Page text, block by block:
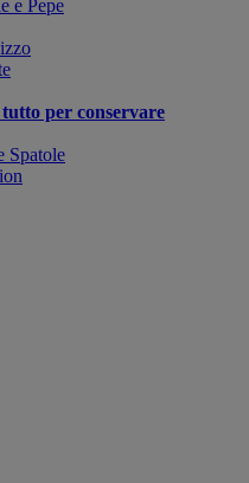
e Pepe
per conservare
Spatole